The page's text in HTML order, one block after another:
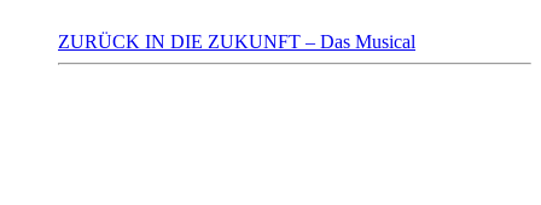
ZURÜCK IN DIE ZUKUNFT – Das Musical